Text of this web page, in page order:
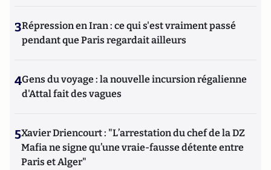
3Répression en Iran : ce qui s'est vraiment passé
pendant que Paris regardait ailleurs
4Gens du voyage : la nouvelle incursion régalienne
d'Attal fait des vagues
5Xavier Driencourt : "L’arrestation du chef de la DZ
Mafia ne signe qu’une vraie-fausse détente entre
Paris et Alger"